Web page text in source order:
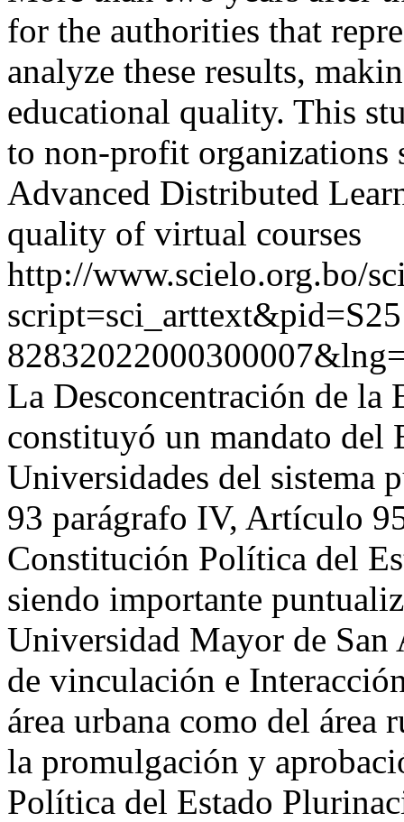
for the authorities that
analyze these results,
educational quality. This
to non-profit organizations
Advanced Distributed
quality of virtual courses
http://www.scielo.org.bo/
La Desconcentración de
constituyó un mandato del
Universidades del sistema
93 parágrafo IV, Artículo
Constitución Política del
siendo importante
Universidad Mayor de San
de vinculación e
área urbana como del área
la promulgación y
Política del Estado